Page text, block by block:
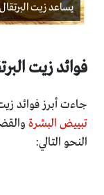
يساعد زيت
فوائد زيت
جاءت أبرز فوائد
تبييض البشرة
‏النحو التالي: